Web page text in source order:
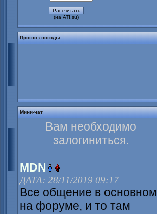
(на ATI.su)
Прогноз погоды
Мини-чат
Вам необходимо
залогиниться.
MDN
ДАТА: 28/11/2019 09:17
Все общение в основном
на форуме, и то там